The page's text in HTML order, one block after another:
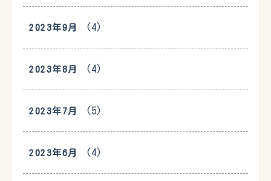
2023年9月 (4)
2023年8月 (4)
2023年7月 (5)
2023年6月 (4)